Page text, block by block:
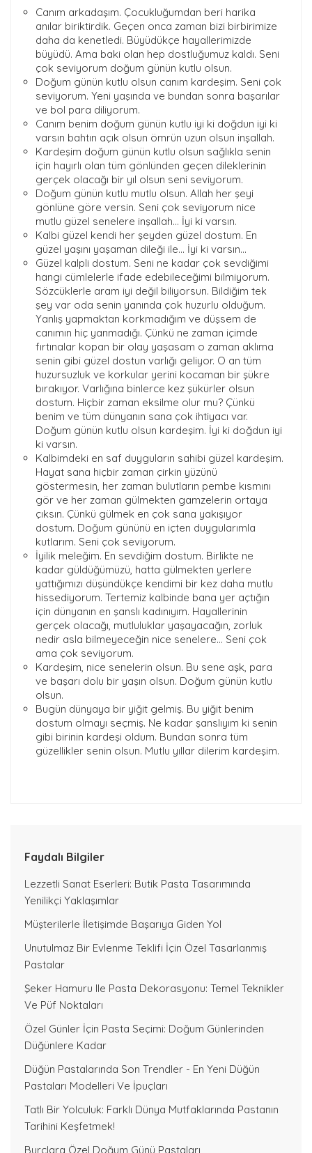
Faydalı Bilgiler
Lezzetli Sanat Eserleri: Butik Pasta Tasarımında
Yenilikçi Yaklaşımlar
Müşterilerle İletişimde Başarıya Giden Yol
Unutulmaz Bir Evlenme Teklifi İçin Özel Tasarlanmış
Pastalar
Şeker Hamuru Ile Pasta Dekorasyonu: Temel Teknikler
Ve Püf Noktaları
Özel Günler İçin Pasta Seçimi: Doğum Günlerinden
Düğünlere Kadar
Düğün Pastalarında Son Trendler - En Yeni Düğün
Pastaları Modelleri Ve İpuçları
Tatlı Bir Yolculuk: Farklı Dünya Mutfaklarında Pastanın
Tarihini Keşfetmek!
Burçlara Özel Doğum Günü Pastaları
Canım arkadaşım. Çocukluğumdan beri harika
anılar biriktirdik. Geçen onca zaman bizi birbirimize
daha da kenetledi. Büyüdükçe hayallerimizde
büyüdü. Ama baki olan hep dostluğumuz kaldı. Seni
çok seviyorum doğum günün kutlu olsun.
Doğum günün kutlu olsun canım kardeşim. Seni çok
seviyorum. Yeni yaşında ve bundan sonra başarılar
ve bol para diliyorum.
Canım benim doğum günün kutlu iyi ki doğdun iyi ki
varsın bahtın açık olsun ömrün uzun olsun inşallah.
Kardeşim doğum günün kutlu olsun sağlıkla senin
için hayırlı olan tüm gönlünden geçen dileklerinin
gerçek olacağı bir yıl olsun seni seviyorum.
Doğum günün kutlu mutlu olsun. Allah her şeyi
gönlüne göre versin. Seni çok seviyorum nice
mutlu güzel senelere inşallah... İyi ki varsın.
Kalbi güzel kendi her şeyden güzel dostum. En
güzel yaşını yaşaman dileği ile... İyi ki varsın...
Güzel kalpli dostum. Seni ne kadar çok sevdiğimi
hangi cümlelerle ifade edebileceğimi bilmiyorum.
Sözcüklerle aram iyi değil biliyorsun. Bildiğim tek
şey var oda senin yanında çok huzurlu olduğum.
Yanlış yapmaktan korkmadığım ve düşsem de
canımın hiç yanmadığı. Çünkü ne zaman içimde
fırtınalar kopan bir olay yaşasam o zaman aklıma
senin gibi güzel dostun varlığı geliyor. O an tüm
huzursuzluk ve korkular yerini kocaman bir şükre
bırakıyor. Varlığına binlerce kez şükürler olsun
dostum. Hiçbir zaman eksilme olur mu? Çünkü
benim ve tüm dünyanın sana çok ihtiyacı var.
Doğum günün kutlu olsun kardeşim. İyi ki doğdun iyi
ki varsın.
Kalbimdeki en saf duyguların sahibi güzel kardeşim.
Hayat sana hiçbir zaman çirkin yüzünü
göstermesin, her zaman bulutların pembe kısmını
gör ve her zaman gülmekten gamzelerin ortaya
çıksın. Çünkü gülmek en çok sana yakışıyor
dostum. Doğum gününü en içten duygularımla
kutlarım. Seni çok seviyorum.
İyilik meleğim. En sevdiğim dostum. Birlikte ne
kadar güldüğümüzü, hatta gülmekten yerlere
yattığımızı düşündükçe kendimi bir kez daha mutlu
hissediyorum. Tertemiz kalbinde bana yer açtığın
için dünyanın en şanslı kadınıyım. Hayallerinin
gerçek olacağı, mutluluklar yaşayacağın, zorluk
nedir asla bilmeyeceğin nice senelere… Seni çok
ama çok seviyorum.
Kardeşim, nice senelerin olsun. Bu sene aşk, para
ve başarı dolu bir yaşın olsun. Doğum günün kutlu
olsun.
Bugün dünyaya bir yiğit gelmiş. Bu yiğit benim
dostum olmayı seçmiş. Ne kadar şanslıyım ki senin
gibi birinin kardeşi oldum. Bundan sonra tüm
güzellikler senin olsun. Mutlu yıllar dilerim kardeşim.